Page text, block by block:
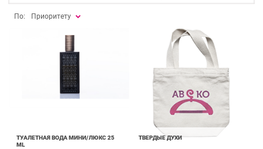
По: Приоритету
ТУАЛЕТНАЯ ВОДА МИНИ/ЛЮКС 25
ML
ТВЕРДЫЕ ДУХИ